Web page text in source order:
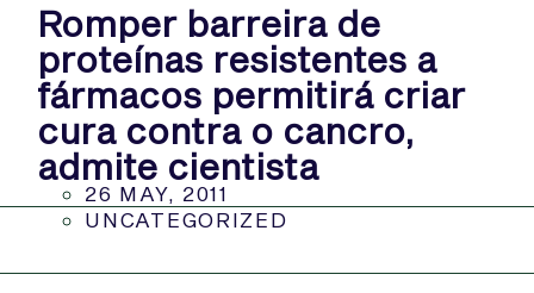
Romper barreira de
proteínas resistentes a
fármacos permitirá criar
cura contra o cancro,
admite cientista
26 MAY, 2011
UNCATEGORIZED